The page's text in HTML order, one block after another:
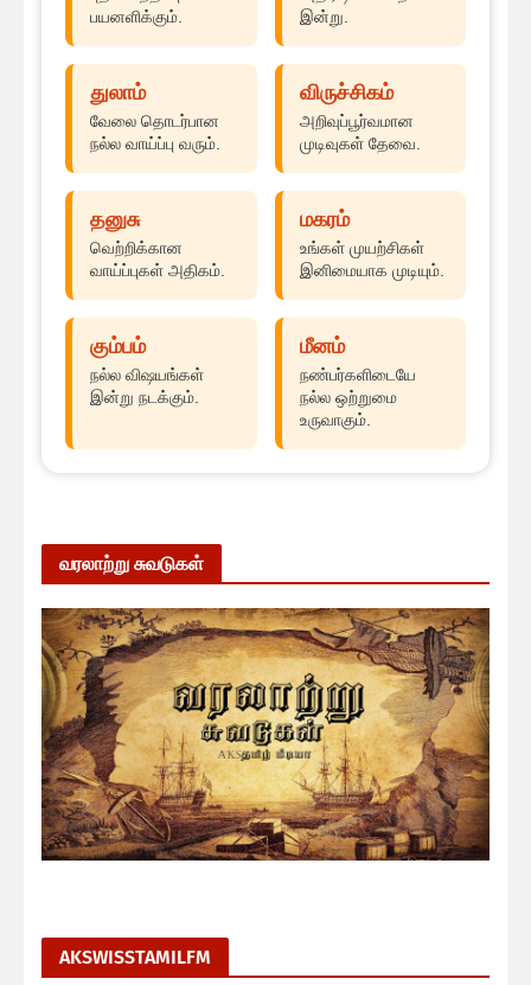
பயனளிக்கும்.
இன்று.
துலாம்
வேலை தொடர்பான
நல்ல வாய்ப்பு வரும்.
விருச்சிகம்
அறிவுப்பூர்வமான
முடிவுகள் தேவை.
தனுசு
வெற்றிக்கான
வாய்ப்புகள் அதிகம்.
மகரம்
உங்கள் முயற்சிகள்
இனிமையாக முடியும்.
கும்பம்
நல்ல விஷயங்கள்
இன்று நடக்கும்.
மீனம்
நண்பர்களிடையே
நல்ல ஒற்றுமை
உருவாகும்.
வரலாற்று சுவடுகள்
AKSWISSTAMILFM